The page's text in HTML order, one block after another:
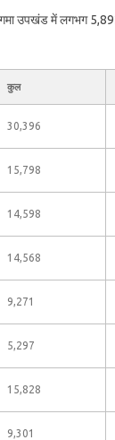
उपखंड में लगभग
कुल
30,396
15,798
14,598
14,568
9,271
5,297
15,828
9,301